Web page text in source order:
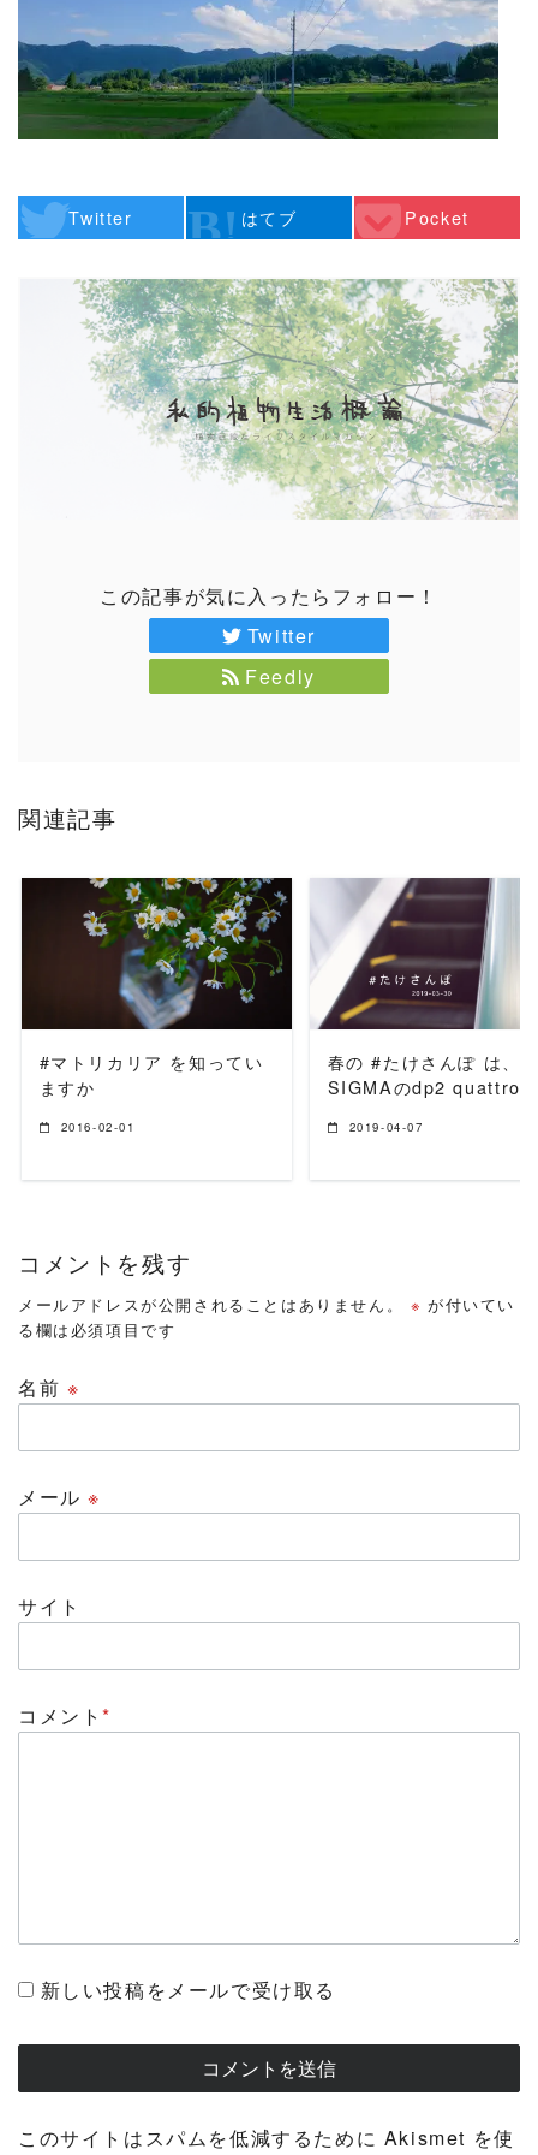
Twitter はてブ Pocket
この記事が気に入ったらフォロー！
Twitter
Feedly
関連記事
READ MORE
#マトリカリア を知ってい
ますか
2016-02-01
READ MORE
春の #たけさんぽ は、
SIGMAのdp2 quattro
2019-04-07
コメントを残す
メールアドレスが公開されることはありません。 ※ が付いてい
る欄は必須項目です
名前 ※
メール※
サイト
コメント*
新しい投稿をメールで受け取る
このサイトはスパムを低減するために Akismet を使